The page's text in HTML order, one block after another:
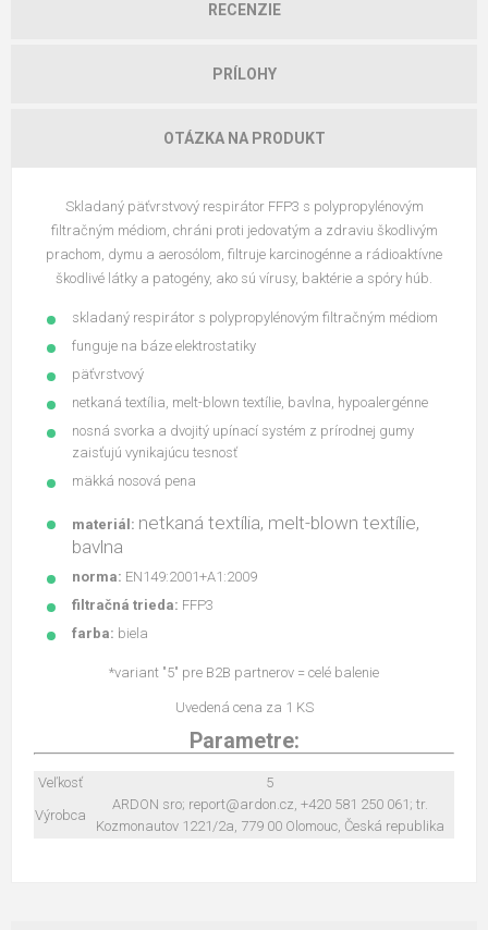
RECENZIE
PRÍLOHY
OTÁZKA NA PRODUKT
Skladaný päťvrstvový respirátor FFP3 s polypropylénovým
filtračným médiom, chráni proti jedovatým a zdraviu škodlivým
prachom, dymu a aerosólom, filtruje karcinogénne a rádioaktívne
škodlivé látky a patogény, ako sú vírusy, baktérie a spóry húb.
skladaný respirátor s polypropylénovým filtračným médiom
funguje na báze elektrostatiky
päťvrstvový
netkaná textília, melt-blown textílie, bavlna, hypoalergénne
nosná svorka a dvojitý upínací systém z prírodnej gumy
zaisťujú vynikajúcu tesnosť
mäkká nosová pena
materiál: netkaná textília, melt-blown textílie,
bavlna
norma: EN149:2001+A1:2009
filtračná trieda: FFP3
farba: biela
*variant "5" pre B2B partnerov = celé balenie
Uvedená cena za 1 KS
Parametre:
Veľkosť
5
Výrobca
ARDON sro; report@ardon.cz, +420 581 250 061; tr.
Kozmonautov 1221/2a, 779 00 Olomouc, Česká republika